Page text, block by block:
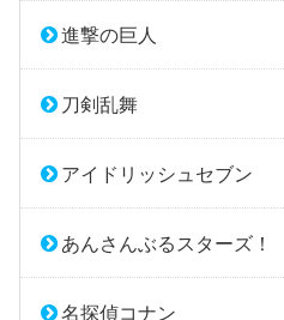
進撃の巨人
刀剣乱舞
アイドリッシュセブン
あんさんぶるスターズ！
名探偵コナン